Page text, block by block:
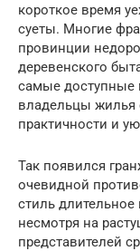
короткое время
суеты. Многие
провинции
деревенского
самые доступные
владельцы жилья
практичности и
Так появился
очевидной
стиль
несмотря на
представителей